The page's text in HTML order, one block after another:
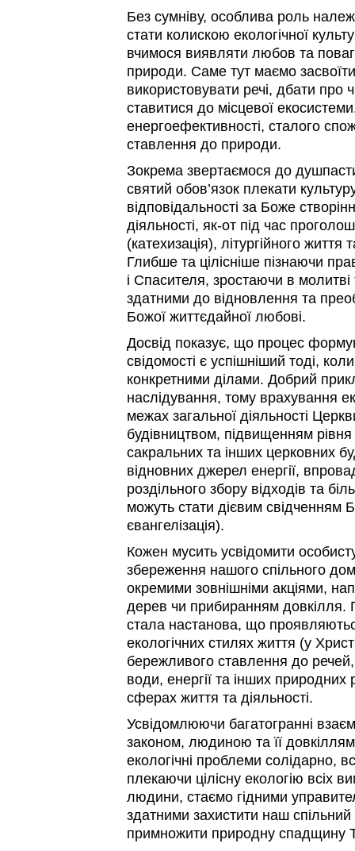
Без сумніву, особлива роль
стати колискою екологічної
вчимося виявляти любов та
природи. Саме тут маємо
використовувати речі, дбати про
ставитися до місцевої
енергоефективності, сталого
ставлення до природи.
Зокрема звертаємося до
святий обов’язок плекати
відповідальності за Боже
діяльності, як-от під час
(катехизація), літургійного
Глибше та цілісніше пізнаючи
і Спасителя, зростаючи в
здатними до відновлення та
Божої життєдайної любові.
Досвід показує, що процес
свідомості є успішніший тоді,
конкретними ділами. Добрий
наслідування, тому врахування
межах загальної діяльності
будівництвом, підвищенням
сакральних та інших церковних
відновних джерел енергії,
роздільного збору відходів та
можуть стати дієвим свідченням
євангелізація).
Кожен мусить усвідомити
збереження нашого спільного
окремими зовнішніми акціями,
дерев чи прибиранням довкілля.
стала настанова, що
екологічних стилях життя (у
бережливого ставлення до
води, енергії та інших природних
сферах життя та діяльності.
Усвідомлюючи багатогранні
законом, людиною та її
екологічні проблеми солідарно,
плекаючи цілісну екологію всіх
людини, стаємо гідними
здатними захистити наш спільний
примножити природну спадщину